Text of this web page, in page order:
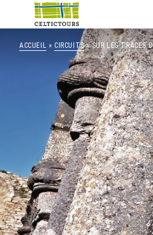
ACCUEIL »CIRCUITS» SUR LES TRACES